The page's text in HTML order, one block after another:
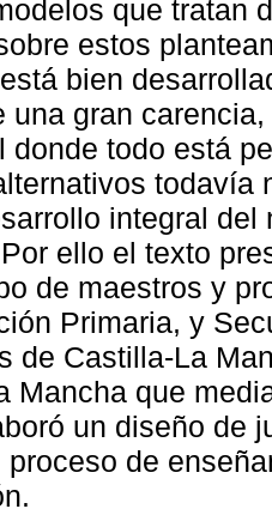
que tratan
estos
bien
una gran
donde todo está
todavía
integral
ello el texto
de maestros y
Primaria, y
de Castilla-La
Mancha que
un diseño de
proceso de